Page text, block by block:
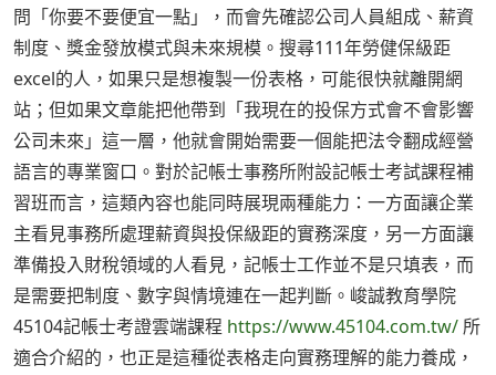
問「你要不要便宜一點」，而會先確認公司人員組成、薪資
制度、獎金發放模式與未來規模。搜尋111年勞健保級距
excel的人，如果只是想複製一份表格，可能很快就離開網
站；但如果文章能把他帶到「我現在的投保方式會不會影響
公司未來」這一層，他就會開始需要一個能把法令翻成經營
語言的專業窗口。對於記帳士事務所附設記帳士考試課程補
習班而言，這類內容也能同時展現兩種能力：一方面讓企業
主看見事務所處理薪資與投保級距的實務深度，另一方面讓
準備投入財稅領域的人看見，記帳士工作並不是只填表，而
是需要把制度、數字與情境連在一起判斷。峻誠教育學院
45104記帳士考證雲端課程 https://www.45104.com.tw/ 所
適合介紹的，也正是這種從表格走向實務理解的能力養成，